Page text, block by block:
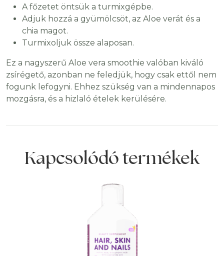
A főzetet öntsük a turmixgépbe.
Adjuk hozzá a gyümölcsöt, az Aloe verát és a
chia magot.
Turmixoljuk össze alaposan.
Ez a nagyszerű Aloe vera smoothie valóban kiváló
zsírégető, azonban ne feledjük, hogy csak ettől nem
fogunk lefogyni. Ehhez szükség van a mindennapos
mozgásra, és a hizlaló ételek kerülésére.
Kapcsolódó termékek